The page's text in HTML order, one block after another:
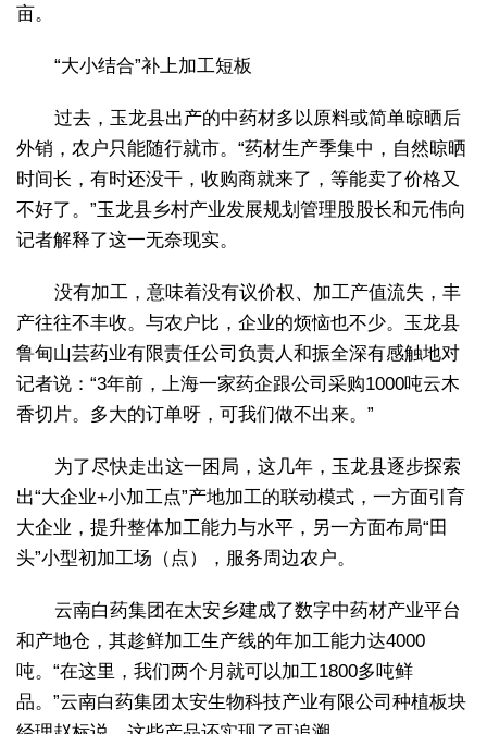
亩。
“大小结合”补上加工短板
过去，玉龙县出产的中药材多以原料或简单晾晒后
外销，农户只能随行就市。“药材生产季集中，自然晾晒
时间长，有时还没干，收购商就来了，等能卖了价格又
不好了。”玉龙县乡村产业发展规划管理股股长和元伟向
记者解释了这一无奈现实。
没有加工，意味着没有议价权、加工产值流失，丰
产往往不丰收。与农户比，企业的烦恼也不少。玉龙县
鲁甸山芸药业有限责任公司负责人和振全深有感触地对
记者说：“3年前，上海一家药企跟公司采购1000吨云木
香切片。多大的订单呀，可我们做不出来。”
为了尽快走出这一困局，这几年，玉龙县逐步探索
出“大企业+小加工点”产地加工的联动模式，一方面引育
大企业，提升整体加工能力与水平，另一方面布局“田
头”小型初加工场（点），服务周边农户。
云南白药集团在太安乡建成了数字中药材产业平台
和产地仓，其趁鲜加工生产线的年加工能力达4000
吨。“在这里，我们两个月就可以加工1800多吨鲜
品。”云南白药集团太安生物科技产业有限公司种植板块